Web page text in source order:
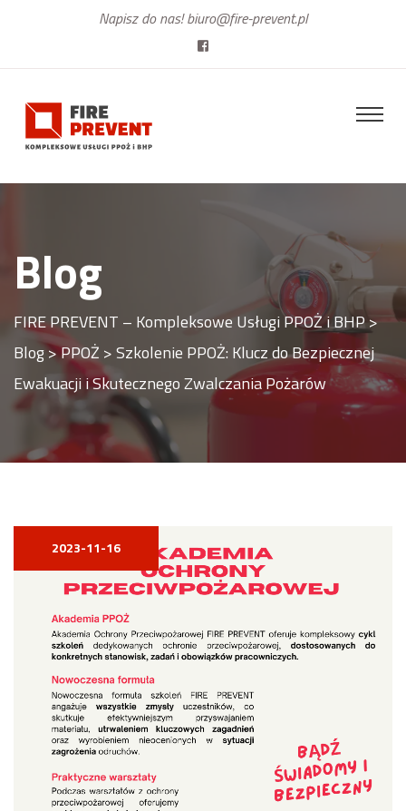
Napisz do nas!biuro@fire-prevent.pl
Blog
FIRE PREVENT – Kompleksowe Usługi PPOŻ i BHP>
Blog>PPOŻ >Szkolenie PPOŻ: Klucz do Bezpiecznej
Ewakuacji i Skutecznego Zwalczania Pożarów
2023-11-16